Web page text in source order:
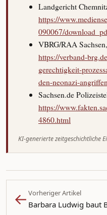
Landgericht
https://
090067/
VBRG/RAA
https://verband-
gerechtigkeit-
den-neonazi-
Sachsen.de
https://
4860.html
KI-generierte zeitgeschichtliche
← Vorheriger Artikel
Barbara Ludwig baut